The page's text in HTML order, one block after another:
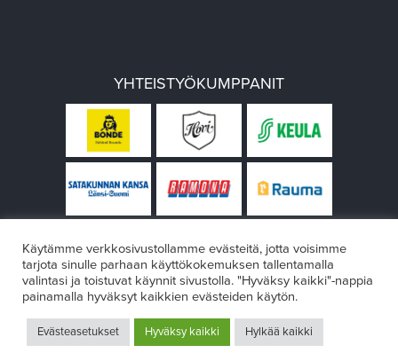
YHTEISTYÖKUMPPANIT
Design:VÄRIKÄS
Käytämme verkkosivustollamme evästeitä, jotta voisimme
tarjota sinulle parhaan käyttökokemuksen tallentamalla
valintasi ja toistuvat käynnit sivustolla. "Hyväksy kaikki"-nappia
painamalla hyväksyt kaikkien evästeiden käytön.
Evästeasetukset Hyväksy kaikki Hylkää kaikki